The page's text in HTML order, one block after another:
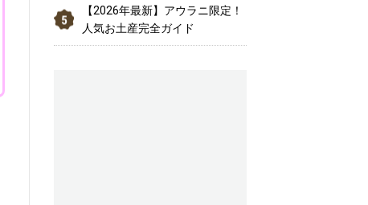
【2026年最新】アウラニ限定！
人気お土産完全ガイド